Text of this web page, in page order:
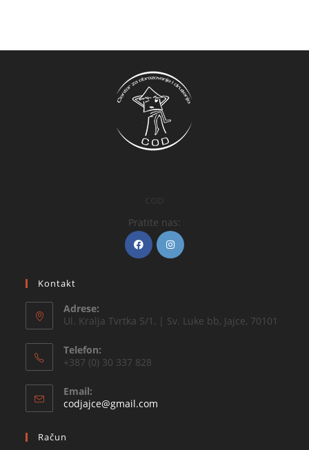
Pratite nas:
Kontakt
Adrese:
Ul. Kralja Tvrtka 5/1, | Sv. Luke bb, Jajce, 70101
Telefon:
+387 (0) 30 337 828
Email:
codjajce@gmail.com
Račun